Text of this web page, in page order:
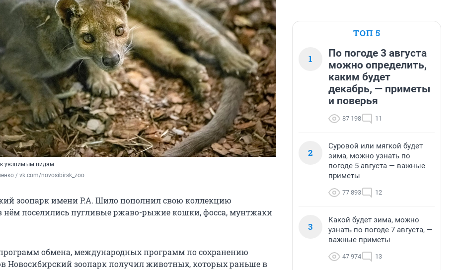
уязвимым видам
/ vk.com/novosibirsk_zoo
зоопарк имени Р.А. Шило пополнил свою коллекцию
нём поселились пугливые ржаво-рыжие кошки, фосса, мунтжаки
обмена, международных программ по сохранению
Новосибирский зоопарк получил животных, которых раньше в
ТОП 5
1
По погоде 3 августа
можно определить,
каким будет
декабрь, — приметы
и поверья
87 198 11
2
Суровой или мягкой будет
зима, можно узнать по
погоде 5 августа — важные
приметы
77 893 12
3
Какой будет зима, можно
узнать по погоде 7 августа, —
важные приметы
47 974 13